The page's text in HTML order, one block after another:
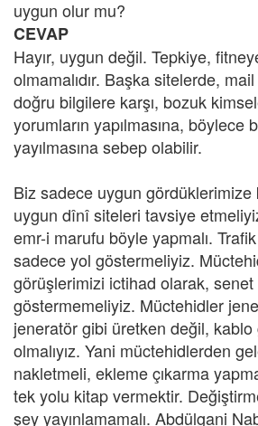
uygun olur mu?
CEVAP
Hayır, uygun değil. Tepkiye,
olmamalıdır. Başka sitelerde,
doğru bilgilere karşı, bozuk
yorumların yapılmasına, böylece
yayılmasına sebep olabilir.
Biz sadece uygun
uygun dînî siteleri tavsiye
emr-i marufu böyle yapmalı.
sadece yol göstermeliyiz.
görüşlerimizi ictihad olarak,
göstermemeliyiz. Müctehidler
jeneratör gibi üretken değil, kablo
olmalıyız. Yani müctehidlerden
nakletmeli, ekleme çıkarma
tek yolu kitap vermektir.
şey yayınlamamalı. Abdülgani